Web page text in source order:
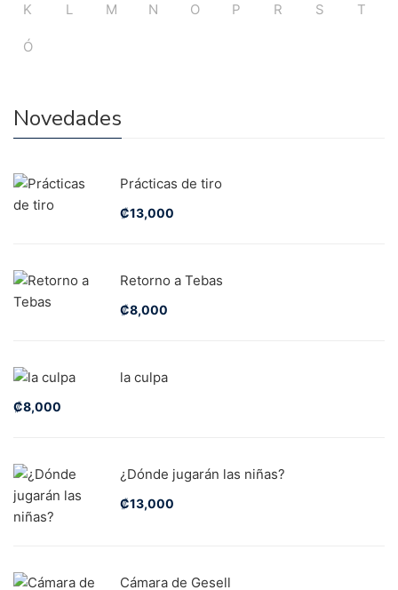
K L M N O P R S T
Ó
Novedades
Prácticas de tiro
₡13,000
Retorno a Tebas
₡8,000
la culpa
₡8,000
¿Dónde jugarán las niñas?
₡13,000
Cámara de Gesell